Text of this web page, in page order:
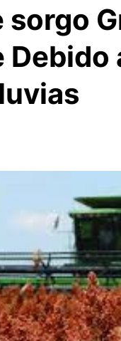
sorgo